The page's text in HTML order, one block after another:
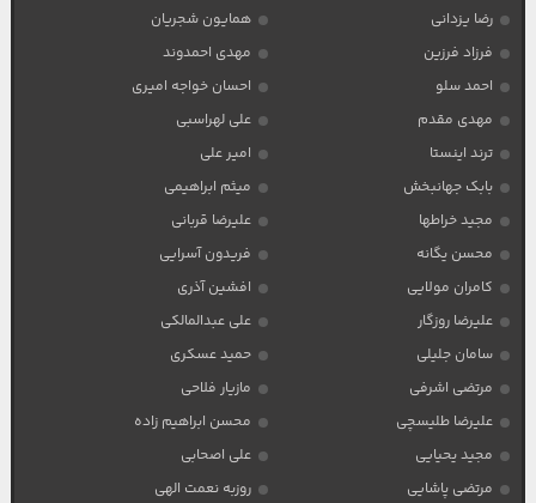
رضا یزدانی
همایون شجریان
فرزاد فرزین
مهدی احمدوند
احمد سلو
احسان خواجه امیری
مهدی مقدم
علی لهراسبی
ترند اینستا
امیر علی
بابک جهانبخش
میثم ابراهیمی
مجید خراطها
علیرضا قربانی
محسن یگانه
فریدون آسرایی
کامران مولایی
افشین آذری
علیرضا روزگار
علی عبدالمالکی
سامان جلیلی
حمید عسکری
مرتضی اشرفی
مازیار فلاحی
علیرضا طلیسچی
محسن ابراهیم زاده
مجید یحیایی
علی اصحابی
مرتضی پاشایی
روزبه نعمت الهی